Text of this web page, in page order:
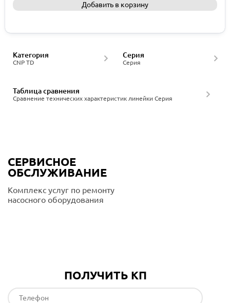
Добавить в корзину
CNP TD
Категория
Серия
Серия
Сравнение технических характеристик линейки Серия
Таблица сравнения
СЕРВИСНОЕ
ОБСЛУЖИВАНИЕ
Комплекс услуг по ремонту
насосного оборудования
ПОЛУЧИТЬ КП